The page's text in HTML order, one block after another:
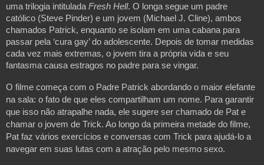
uma trilogia intitulada Fresh Hell. O longa segue um padre
católico (Steve Pinder) e um jovem (Michael J. Cline), ambos
chamados Patrick, enquanto se isolam em uma cabana para
passar pela ‘cura gay’ do adolescente. Depois de tomar medidas
cada vez mais extremas, o jovem tira a própria vida e seu
fantasma causa estragos no padre para se vingar.
O filme começa com o Padre Patrick abordando o maior elefante
na sala: o fato de que eles compartilham um nome. Para garantir
que isso não atrapalhe nada, ele sugere ser chamado de Pat e
chamar o jovem de Trick. Ao longo da primeira metade do filme,
Pat faz vários exercícios e conversas com Trick para ajudá-lo a
navegar em suas lutas com a atração pelo mesmo sexo.